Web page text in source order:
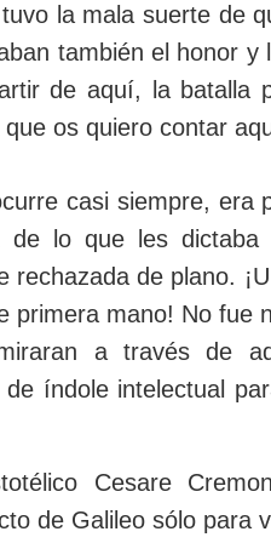
la mala suerte de
también el honor
de aquí, la batalla
os quiero contar
casi siempre, era
de lo que les
rechazada de plano.
primera mano! No fue
a través de
índole intelectual
Cesare
de Galileo sólo para